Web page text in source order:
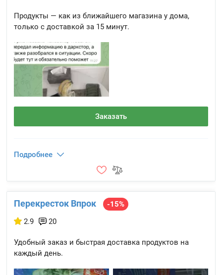
Продукты — как из ближайшего магазина у дома,
только с доставкой за 15 минут.
Заказать
Подробнее
Перекресток Впрок
-15%
2.9
20
Удобный заказ и быстрая доставка продуктов на
каждый день.